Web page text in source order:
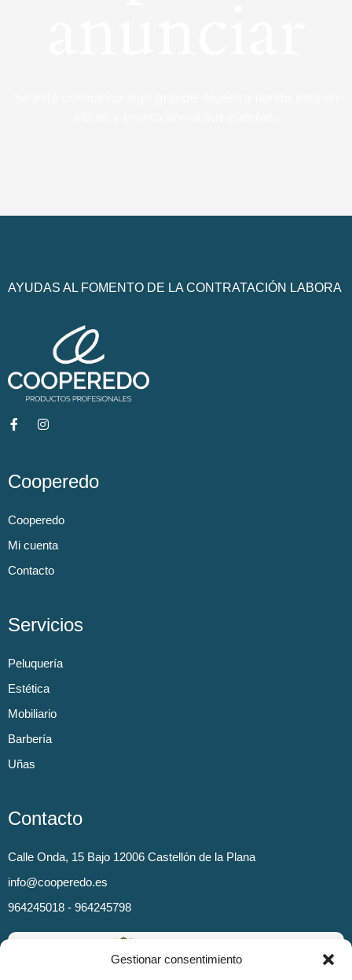
Gestionar consentimiento
AYUDAS AL FOMENTO DE LA CONTRATACIÓN LABORA
Cooperedo
Cooperedo
Mi cuenta
Contacto
Servicios
Peluquería
Estética
Mobiliario
Barbería
Uñas
Contacto
Calle Onda, 15 Bajo 12006 Castellón de la Plana
info@cooperedo.es
964245018 - 964245798